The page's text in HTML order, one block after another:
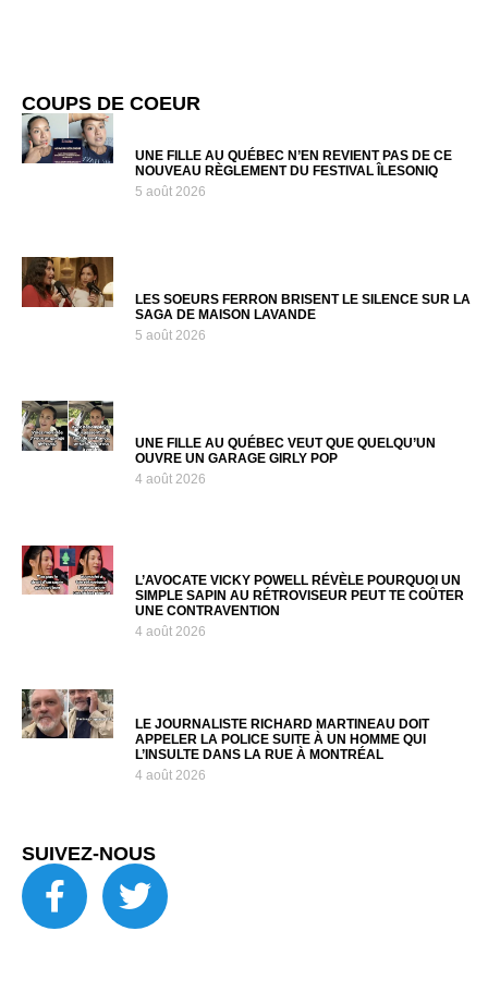
COUPS DE COEUR
UNE FILLE AU QUÉBEC N’EN REVIENT PAS DE CE
NOUVEAU RÈGLEMENT DU FESTIVAL ÎLESONIQ
5 août 2026
LES SOEURS FERRON BRISENT LE SILENCE SUR LA
SAGA DE MAISON LAVANDE
5 août 2026
UNE FILLE AU QUÉBEC VEUT QUE QUELQU’UN
OUVRE UN GARAGE GIRLY POP
4 août 2026
L’AVOCATE VICKY POWELL RÉVÈLE POURQUOI UN
SIMPLE SAPIN AU RÉTROVISEUR PEUT TE COÛTER
UNE CONTRAVENTION
4 août 2026
LE JOURNALISTE RICHARD MARTINEAU DOIT
APPELER LA POLICE SUITE À UN HOMME QUI
L’INSULTE DANS LA RUE À MONTRÉAL
4 août 2026
SUIVEZ-NOUS